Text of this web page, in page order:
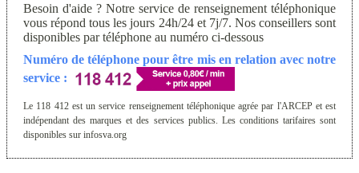
Besoin d'aide ? Notre service de renseignement téléphonique
vous répond tous les jours 24h/24 et 7j/7. Nos conseillers sont
disponibles par téléphone au numéro ci-dessous
Numéro de téléphone pour être mis en relation avec notre
service :
Le 118 412 est un service renseignement téléphonique agrée par l'ARCEP et est
indépendant des marques et des services publics. Les conditions tarifaires sont
disponibles sur infosva.org